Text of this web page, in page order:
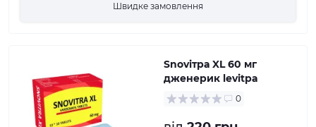
Швидке замовлення
Snovітра XL 60 мг
дженерик levitра
0